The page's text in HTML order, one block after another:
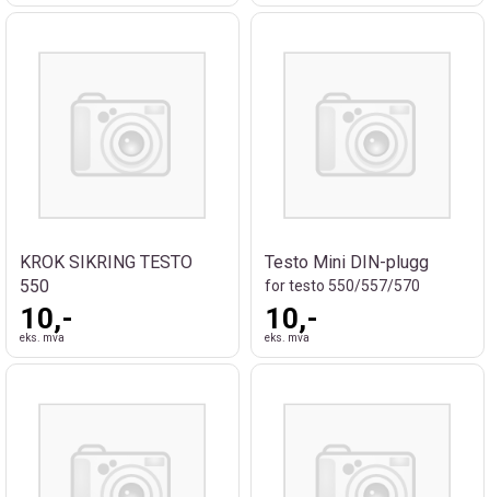
KROK SIKRING TESTO
550
10,-
eks. mva
Testo Mini DIN-plugg
for testo 550/557/570
10,-
eks. mva